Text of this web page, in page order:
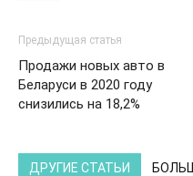
Предыдущая статья
Продажи новых авто в
Беларуси в 2020 году
снизились на 18,2%
ДРУГИЕ СТАТЬИ